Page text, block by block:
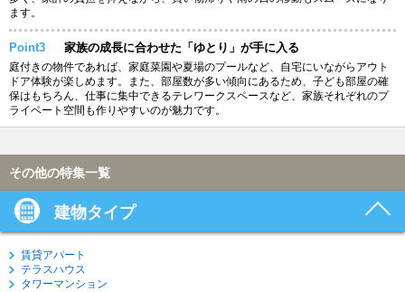
ます。
Point3 家族の成長に合わせた「ゆとり」が手に入る
庭付きの物件であれば、家庭菜園や夏場のプールなど、自宅にいながらアウト
ドア体験が楽しめます。また、部屋数が多い傾向にあるため、子ども部屋の確
保はもちろん、仕事に集中できるテレワークスペースなど、家族それぞれのプ
ライベート空間も作りやすいのが魅力です。
その他の特集一覧
建物タイプ
賃貸アパート
テラスハウス
タワーマンション